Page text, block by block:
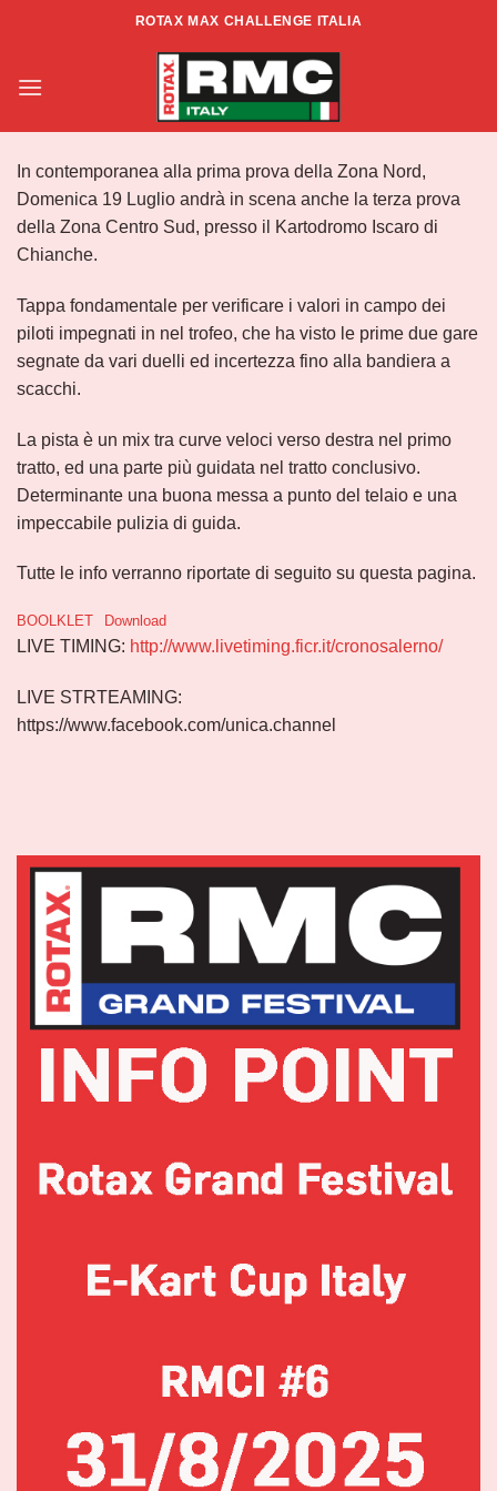
ROTAX MAX CHALLENGE ITALIA
Info RMCI Rd3 Zona Centro-Sud
In contemporanea alla prima prova della Zona Nord,
Domenica 19 Luglio andrà in scena anche la terza prova
della Zona Centro Sud, presso il Kartodromo Iscaro di
Chianche.
Tappa fondamentale per verificare i valori in campo dei
piloti impegnati in nel trofeo, che ha visto le prime due gare
segnate da vari duelli ed incertezza fino alla bandiera a
scacchi.
La pista è un mix tra curve veloci verso destra nel primo
tratto, ed una parte più guidata nel tratto conclusivo.
Determinante una buona messa a punto del telaio e una
impeccabile pulizia di guida.
Tutte le info verranno riportate di seguito su questa pagina.
BOOLKLET Download
LIVE TIMING: http://www.livetiming.ficr.it/cronosalerno/
LIVE STRTEAMING:
https://www.facebook.com/unica.channel